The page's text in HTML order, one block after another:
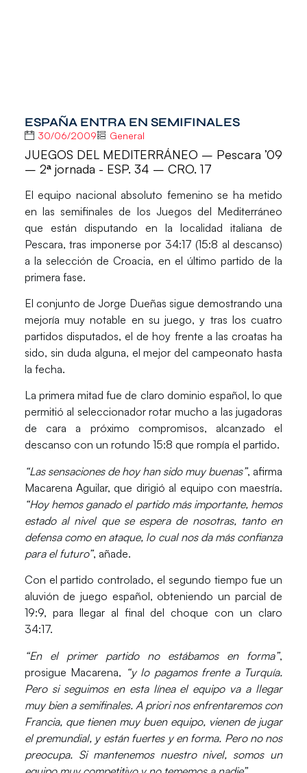
ESPAÑA ENTRA EN SEMIFINALES
30/06/2009 General
JUEGOS DEL MEDITERRÁNEO – Pescara ’09
– 2ª jornada - ESP. 34 – CRO. 17
El equipo nacional absoluto femenino se ha metido
en las semifinales de los Juegos del Mediterráneo
que están disputando en la localidad italiana de
Pescara, tras imponerse por 34:17 (15:8 al descanso)
a la selección de Croacia, en el último partido de la
primera fase.
El conjunto de Jorge Dueñas sigue demostrando una
mejoría muy notable en su juego, y tras los cuatro
partidos disputados, el de hoy frente a las croatas ha
sido, sin duda alguna, el mejor del campeonato hasta
la fecha.
La primera mitad fue de claro dominio español, lo que
permitió al seleccionador rotar mucho a las jugadoras
de cara a próximo compromisos, alcanzado el
descanso con un rotundo 15:8 que rompía el partido.
“Las sensaciones de hoy han sido muy buenas”, afirma
Macarena Aguilar, que dirigió al equipo con maestría.
“Hoy hemos ganado el partido más importante, hemos
estado al nivel que se espera de nosotras, tanto en
defensa como en ataque, lo cual nos da más confianza
para el futuro”, añade.
Con el partido controlado, el segundo tiempo fue un
aluvión de juego español, obteniendo un parcial de
19:9, para llegar al final del choque con un claro
34:17.
“En el primer partido no estábamos en forma”,
prosigue Macarena, “y lo pagamos frente a Turquía.
Pero si seguimos en esta línea el equipo va a llegar
muy bien a semifinales. A priori nos enfrentaremos con
Francia, que tienen muy buen equipo, vienen de jugar
el premundial, y están fuertes y en forma. Pero no nos
preocupa. Si mantenemos nuestro nivel, somos un